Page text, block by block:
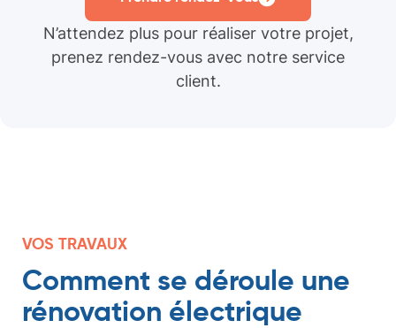
N’attendez plus pour réaliser votre projet,
prenez rendez-vous avec notre service
client.
VOS TRAVAUX
Comment se déroule une
rénovation électrique